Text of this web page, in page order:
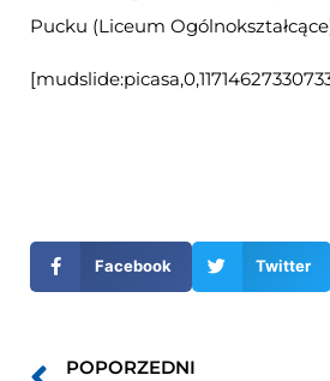
Pucku (Liceum
nowym
oknie
Facebook Twitter
POPORZEDNI